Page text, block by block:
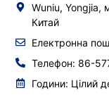
Wuniu, Yongjia,
Китай
Електронна
Телефон: 86-
Години: Цілий